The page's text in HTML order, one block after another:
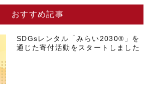
おすすめ記事
SDGsレンタル「みらい2030®」を
通じた寄付活動をスタートしました